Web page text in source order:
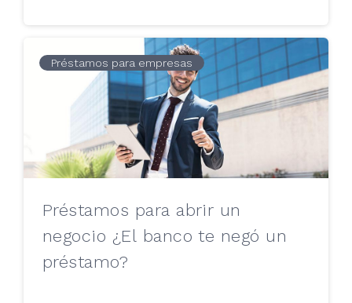
Préstamos para empresas
Préstamos para abrir un
negocio ¿El banco te negó un
préstamo?